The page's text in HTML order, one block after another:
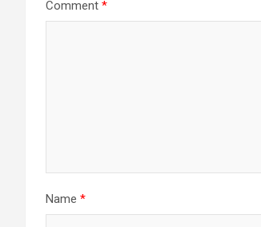
Comment *
Name *